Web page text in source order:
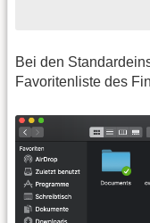
Bei den
Favoritenliste des